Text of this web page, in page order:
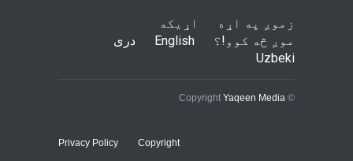
زموږ په اړه
اړیکه
موږ څه کوو!؟
English
دری
Uzbeki
© Copyright
Yaqeen Media
Copyright
Privacy Policy